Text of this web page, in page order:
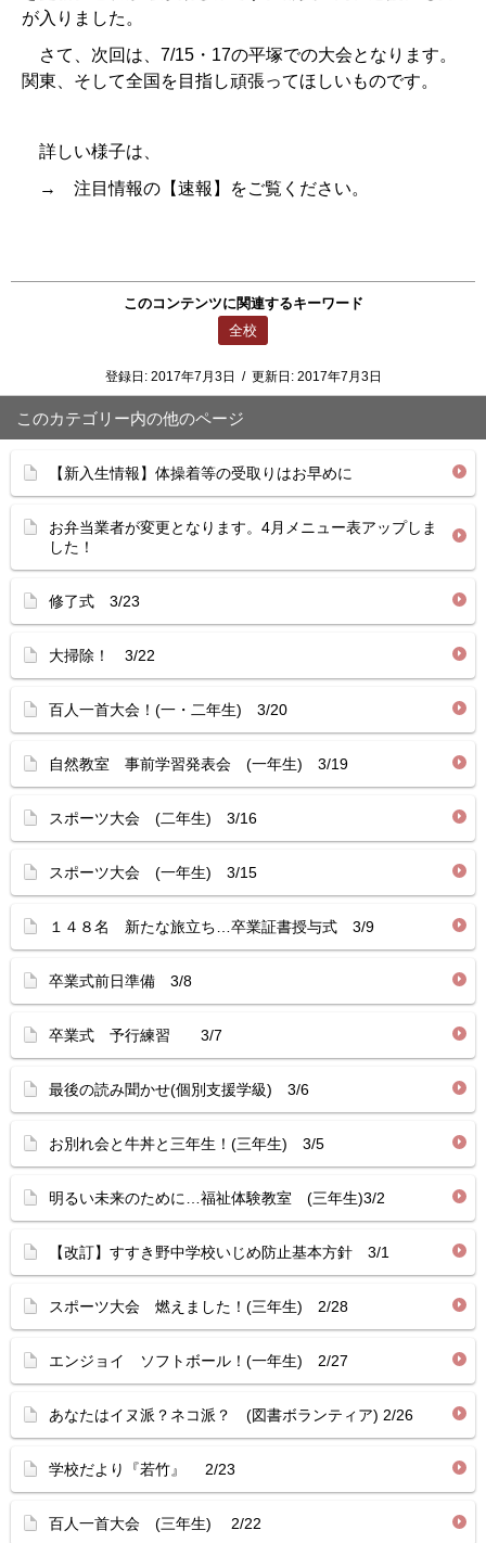
が入りました。
さて、次回は、7/15・17の平塚での大会となります。
関東、そして全国を目指し頑張ってほしいものです。
詳しい様子は、
→ 注目情報の【速報】をご覧ください。
このコンテンツに関連するキーワード
全校
登録日: 2017年7月3日 / 更新日: 2017年7月3日
このカテゴリー内の他のページ
【新入生情報】体操着等の受取りはお早めに
お弁当業者が変更となります。4月メニュー表アップしま
した！
修了式 3/23
大掃除！ 3/22
百人一首大会！(一・二年生) 3/20
自然教室 事前学習発表会 (一年生) 3/19
スポーツ大会 (二年生) 3/16
スポーツ大会 (一年生) 3/15
１４８名 新たな旅立ち…卒業証書授与式 3/9
卒業式前日準備 3/8
卒業式 予行練習 3/7
最後の読み聞かせ(個別支援学級) 3/6
お別れ会と牛丼と三年生！(三年生) 3/5
明るい未来のために…福祉体験教室 (三年生)3/2
【改訂】すすき野中学校いじめ防止基本方針 3/1
スポーツ大会 燃えました！(三年生) 2/28
エンジョイ ソフトボール！(一年生) 2/27
あなたはイヌ派？ネコ派？ (図書ボランティア) 2/26
学校だより『若竹』 2/23
百人一首大会 (三年生) 2/22